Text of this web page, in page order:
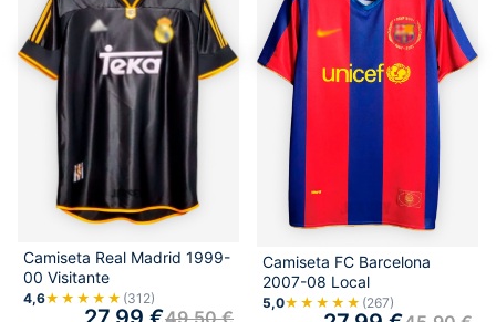
Camiseta Real Madrid 1999-
00 Visitante
4,6★★★★★ (312)
Camiseta FC Barcelona
2007-08 Local
5,0★★★★★ (267)